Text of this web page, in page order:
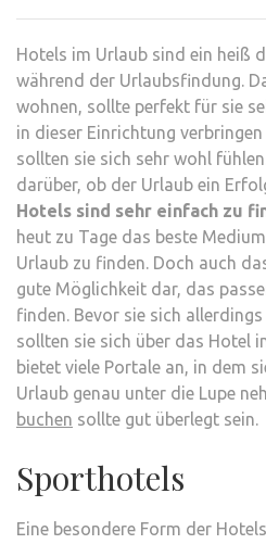
Hotels im Urlaub sind ein heiß
während der Urlaubsfindung.
wohnen, sollte perfekt für sie
in dieser Einrichtung
sollten sie sich sehr wohl
darüber, ob der Urlaub ein
Hotels sind sehr einfach zu
heut zu Tage das beste
Urlaub zu finden. Doch auch
gute Möglichkeit dar, das
finden. Bevor sie sich
sollten sie sich über das Hotel
bietet viele Portale an, in dem
Urlaub genau unter die Lupe
buchen sollte gut überlegt sein.
Sporthotels
Eine besondere Form der